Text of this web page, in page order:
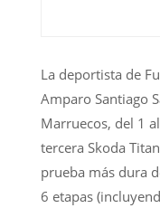
La deportista de
Amparo Santiago
Marruecos, del 1
tercera Skoda
prueba más dura
6 etapas